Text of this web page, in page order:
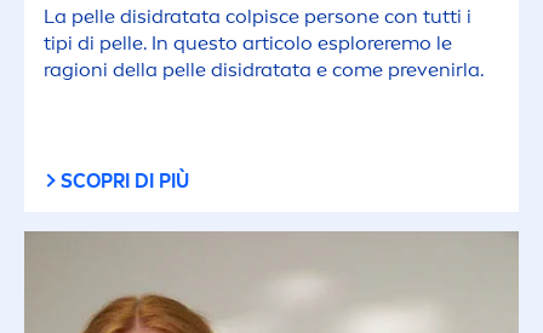
La pelle disidratata colpisce persone con tutti i
tipi di pelle. In questo articolo esploreremo le
ragioni della pelle disidratata e come prevenirla.
SCOPRI DI PIÙ